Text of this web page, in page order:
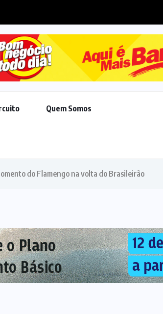
Quem Somos
do Flamengo na volta do Brasileirão